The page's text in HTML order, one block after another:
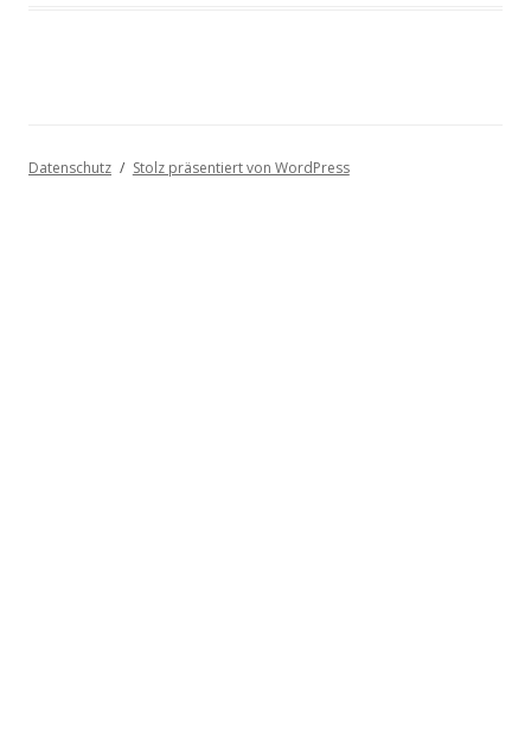
Datenschutz Stolz präsentiert von WordPress